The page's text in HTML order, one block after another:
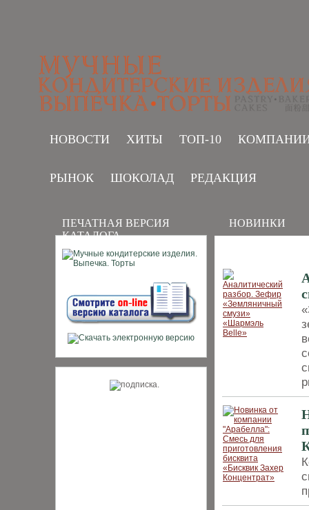
НОВОСТИ ХИТЫ ТОП-10
РЫНОК ШОКОЛАД РЕДАКЦИЯ
ПЕЧАТНАЯ ВЕРСИЯ
КАТАЛОГА
НОВИНКИ